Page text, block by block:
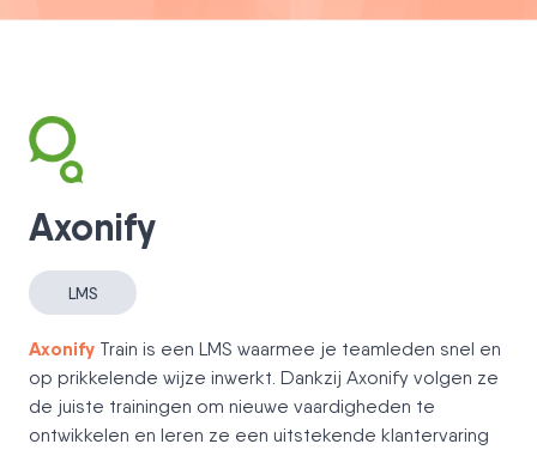
Axonify
LMS
Axonify Train is een LMS waarmee je teamleden snel en
op prikkelende wijze inwerkt. Dankzij Axonify volgen ze
de juiste trainingen om nieuwe vaardigheden te
ontwikkelen en leren ze een uitstekende klantervaring